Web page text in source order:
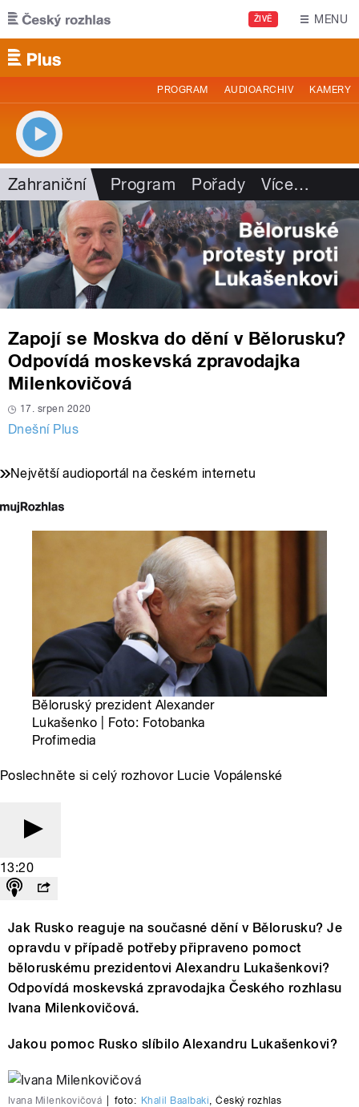
Přejít k hlavnímu obsahu
ŽIVĚ MENU
PROGRAM AUDIOARCHIV KAMERY
Zahraniční Program Pořady Více…
Zapojí se Moskva do dění v Bělorusku?
Odpovídá moskevská zpravodajka
Milenkovičová
17. srpen 2020
Dnešní Plus
Největší audioportál na českém internetu
Běloruský prezident Alexander
Lukašenko | Foto: Fotobanka
Profimedia
Poslechněte si celý rozhovor Lucie Vopálenské
13:20
Jak Rusko reaguje na současné dění v Bělorusku? Je
opravdu v případě potřeby připraveno pomoct
běloruskému prezidentovi Alexandru Lukašenkovi?
Odpovídá moskevská zpravodajka Českého rozhlasu
Ivana Milenkovičová.
Jakou pomoc Rusko slíbilo Alexandru Lukašenkovi?
Ivana Milenkovičová foto: Khalil Baalbaki ,Český rozhlas